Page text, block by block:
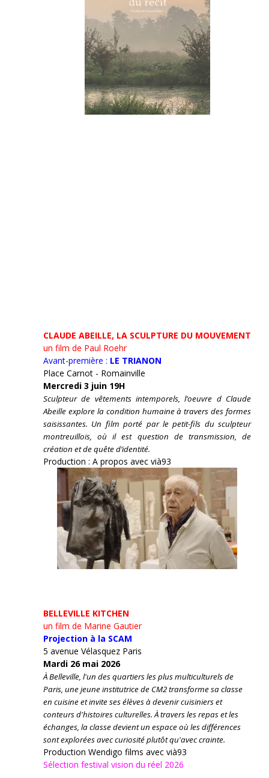
CLAUDE ABEILLE, LA SCULPTURE DU MOUVEMENT
un film de Paul Roehr
Avant-première : LE TRIANON
Place Carnot - Romainville
Mercredi 3 juin 19H
Sculpteur de vêtements intemporels, l’oeuvre d Claude
Abeille explore la condition humaine à travers des formes
saisissantes. Un film porté par le petit-fils du sculpteur
montreuillois, où il est question de transmission, de
création et de quête d’identité.
Production : A propos avec vià93
BELLEVILLE KITCHEN
un film de Marine Gautier
Projection à la SCAM
5 avenue Vélasquez Paris
Mardi 26 mai 2026
À Belleville, l'un des quartiers les plus multiculturels de
Paris, une jeune institutrice de CM2 transforme sa classe
en cuisine et invite ses élèves à devenir cuisiniers et
conteurs d'histoires culturelles.À travers les repas et les
échanges, la classe devient un espace où les différences
sont explorées avec curiosité plutôt qu'avec crainte.
Production Wendigo films avec vià93
Sélection festival vision du réel 2026